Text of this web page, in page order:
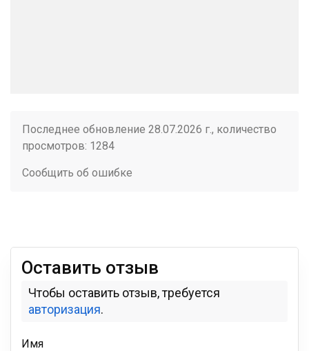
Последнее обновление 28.07.2026 г., количество
просмотров: 1284
Сообщить об ошибке
Оставить отзыв
Чтобы оставить отзыв, требуется
авторизация.
Имя